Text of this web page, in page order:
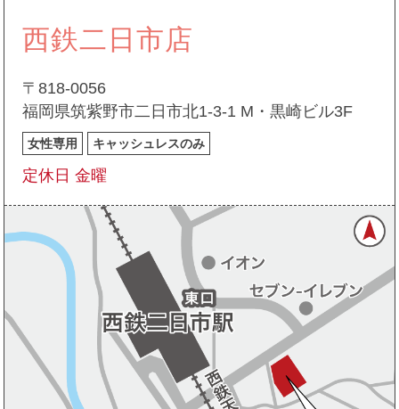
西鉄二日市店
〒818-0056
福岡県筑紫野市二日市北1-3-1 M・黒崎ビル3F
女性専用 キャッシュレスのみ
定休日 金曜